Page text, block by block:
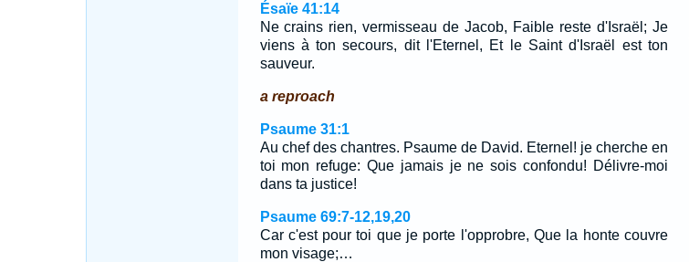
Ésaïe 41:14
Ne crains rien, vermisseau de Jacob, Faible reste d'Israël; Je
viens à ton secours, dit l'Eternel, Et le Saint d'Israël est ton
sauveur.
a reproach
Psaume 31:1
Au chef des chantres. Psaume de David. Eternel! je cherche en
toi mon refuge: Que jamais je ne sois confondu! Délivre-moi
dans ta justice!
Psaume 69:7-12,19,20
Car c'est pour toi que je porte l'opprobre, Que la honte couvre
mon visage;…